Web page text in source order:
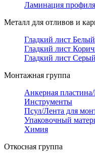
Ламинация
Металл для отливов и
Гладкий лист
Гладкий лист
Гладкий лист
Монтажная группа
Анкерная
Инструменты
Псул/Лента для
Упаковочный
Химия
Откосная группа